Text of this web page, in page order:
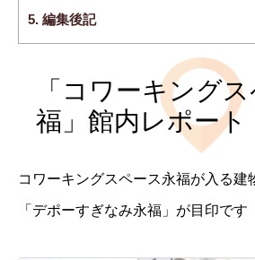
5. 編集後記
「コワーキング
福」館内レポート
コワーキングスペース永福が入る建
「デポーすぎなみ永福」が目印です